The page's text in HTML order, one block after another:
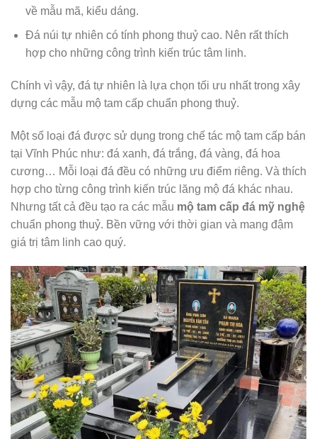
về mẫu mã, kiểu dáng.
Đá núi tự nhiên có tính phong thuỷ cao. Nên rất thích
hợp cho những công trình kiến trúc tâm linh.
Chính vì vậy, đá tự nhiên là lựa chọn tối ưu nhất trong xây
dựng các mẫu mộ tam cấp chuẩn phong thuỷ.
Một số loại đá được sử dụng trong chế tác mộ tam cấp bán
tại Vĩnh Phúc như: đá xanh, đá trắng, đá vàng, đá hoa
cương… Mỗi loại đá đều có những ưu điểm riêng. Và thích
hợp cho từng công trình kiến trúc lăng mộ đá khác nhau.
Nhưng tất cả đều tạo ra các mẫu mộ tam cấp đá mỹ nghệ
chuẩn phong thuỷ. Bền vững với thời gian và mang đậm
giá trị tâm linh cao quý.